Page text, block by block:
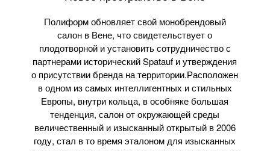
Полиформ обновляет свой монобрендовый
салон в Вене, что свидетельствует о
плодотворной и установить сотрудничество с
партнерами исторический Spatauf и утверждения
о присутствии бренда на территории.Расположен
в одном из самых интеллигентных и стильных
Европы, внутри кольца, в особняке большая
тенденция, салон от окружающей среды
величественный и изысканный открытый в 2006
году, стал в то время эталоном для изысканных